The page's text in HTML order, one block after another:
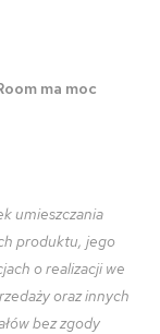
ma moc
umieszczania
produktu, jego
o realizacji we
oraz innych
bez zgody